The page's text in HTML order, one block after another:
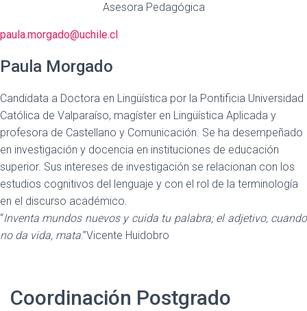
Asesora Pedagógica
paula.morgado@uchile.cl
Paula Morgado
Candidata a Doctora en Lingüística por la Pontificia Universidad
Católica de Valparaíso, magíster en Lingüística Aplicada y
profesora de Castellano y Comunicación. Se ha desempeñado
en investigación y docencia en instituciones de educación
superior. Sus intereses de investigación se relacionan con los
estudios cognitivos del lenguaje y con el rol de la terminología
en el discurso académico.
“Inventa mundos nuevos y cuida tu palabra; el adjetivo, cuando
no da vida, mata.”Vicente Huidobro
Coordinación Postgrado